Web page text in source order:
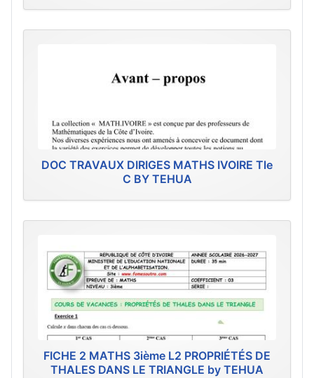
DOC TRAVAUX DIRIGES MATHS IVOIRE Tle
C BY TEHUA
FICHE 2 MATHS 3ième L2 PROPRIÉTÉS DE
THALES DANS LE TRIANGLE by TEHUA